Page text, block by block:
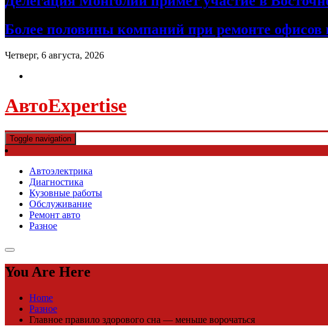
Более половины компаний при ремонте
Четверг, 6 августа, 2026
АвтоExpertise
Toggle navigation
Автоэлектрика
Диагностика
Кузовные работы
Обслуживание
Ремонт авто
Разное
You Are Here
Home
Разное
Главное правило здорового сна — меньше ворочаться